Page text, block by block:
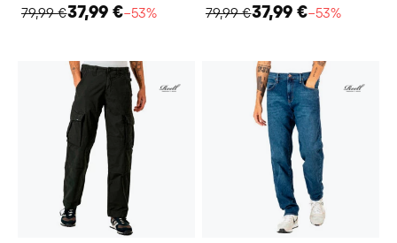
79,99 €37,99 €−53%
79,99 €37,99 €−53%